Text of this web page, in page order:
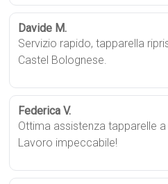
Davide M.
Servizio rapido, tapparella
Castel Bolognese.
Federica V.
Ottima assistenza tapparelle a
Lavoro impeccabile!